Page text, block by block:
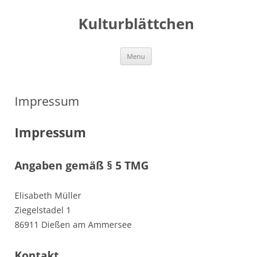
Kulturblättchen
Menu
Impressum
Impressum
Angaben gemäß § 5 TMG
Elisabeth Müller
Ziegelstadel 1
86911 Dießen am Ammersee